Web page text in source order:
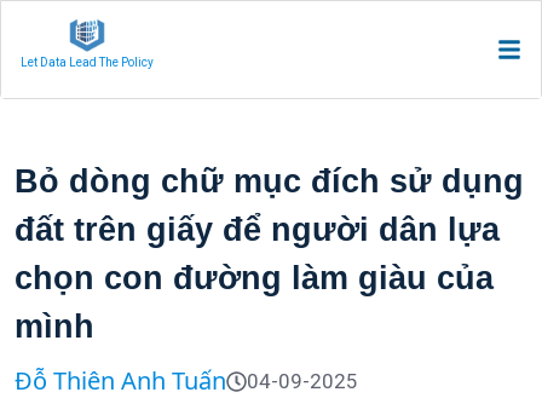
Let Data Lead The Policy
Bỏ dòng chữ mục đích sử dụng
đất trên giấy để người dân lựa
chọn con đường làm giàu của
mình
Đỗ Thiên Anh Tuấn 04-09-2025